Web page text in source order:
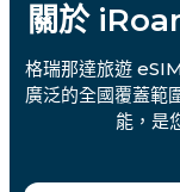
關於
格瑞那達旅遊
廣泛的全國覆蓋範
能，是